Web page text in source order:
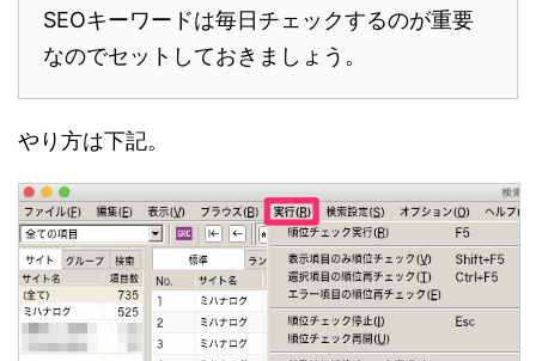
SEOキーワードは毎日チェックするのが重要
なのでセットしておきましょう。
やり方は下記。